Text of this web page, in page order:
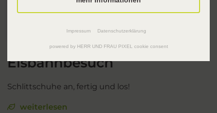
Eisbahnbesuch
Schlittschuhe an, fertig und los!
weiterlesen
Impressum Datenschutzerklärung
powered by HERR UND FRAU PIXEL cookie consent